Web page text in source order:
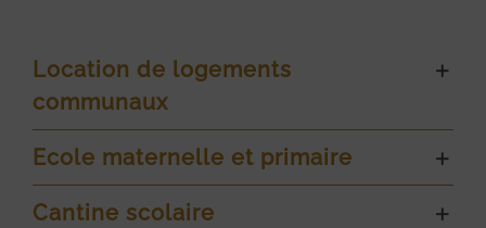
Location de logements
communaux
Ecole maternelle et primaire
Cantine scolaire